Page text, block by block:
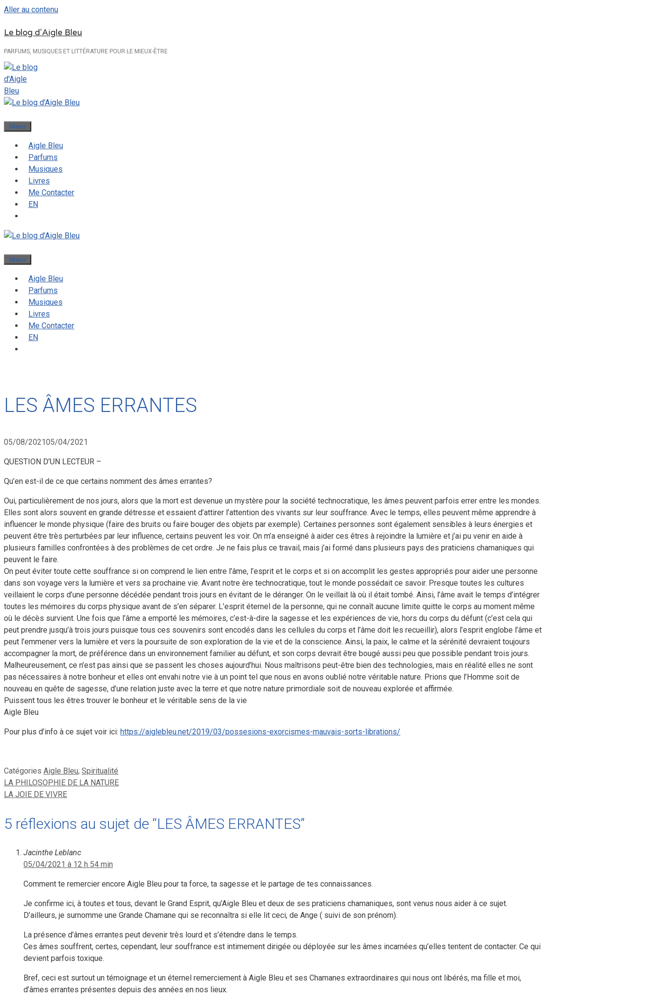
Aller au contenu
Le blog d'Aigle Bleu
PARFUMS, MUSIQUES ET LITTÉRATURE POUR LE MIEUX-ÊTRE
Menu
Aigle Bleu
Parfums
Musiques
Livres
Me Contacter
EN
Menu
Aigle Bleu
Parfums
Musiques
Livres
Me Contacter
EN
LES ÂMES ERRANTES
05/08/202105/04/2021
QUESTION D’UN LECTEUR –
Qu’en est-il de ce que certains nomment des âmes errantes?
Oui, particulièrement de nos jours, alors que la mort est devenue un mystère pour la société technocratique, les âmes peuvent parfois errer entre les mondes.
Elles sont alors souvent en grande détresse et essaient d’attirer l’attention des vivants sur leur souffrance. Avec le temps, elles peuvent même apprendre à
influencer le monde physique (faire des bruits ou faire bouger des objets par exemple). Certaines personnes sont également sensibles à leurs énergies et
peuvent être très perturbées par leur influence, certains peuvent les voir. On m’a enseigné à aider ces êtres à rejoindre la lumière et j’ai pu venir en aide à
plusieurs familles confrontées à des problèmes de cet ordre. Je ne fais plus ce travail, mais j’ai formé dans plusieurs pays des praticiens chamaniques qui
peuvent le faire.
On peut éviter toute cette souffrance si on comprend le lien entre l’âme, l’esprit et le corps et si on accomplit les gestes appropriés pour aider une personne
dans son voyage vers la lumière et vers sa prochaine vie. Avant notre ère technocratique, tout le monde possédait ce savoir. Presque toutes les cultures
veillaient le corps d’une personne décédée pendant trois jours en évitant de le déranger. On le veillait là où il était tombé. Ainsi, l’âme avait le temps d’intégrer
toutes les mémoires du corps physique avant de s’en séparer. L’esprit éternel de la personne, qui ne connaît aucune limite quitte le corps au moment même
où le décès survient. Une fois que l’âme a emporté les mémoires, c’est-à-dire la sagesse et les expériences de vie, hors du corps du défunt (c’est cela qui
peut prendre jusqu’à trois jours puisque tous ces souvenirs sont encodés dans les cellules du corps et l’âme doit les recueillir), alors l’esprit englobe l’âme et
peut l’emmener vers la lumière et vers la poursuite de son exploration de la vie et de la conscience. Ainsi, la paix, le calme et la sérénité devraient toujours
accompagner la mort, de préférence dans un environnement familier au défunt, et son corps devrait être bougé aussi peu que possible pendant trois jours.
Malheureusement, ce n’est pas ainsi que se passent les choses aujourd’hui. Nous maîtrisons peut-être bien des technologies, mais en réalité elles ne sont
pas nécessaires à notre bonheur et elles ont envahi notre vie à un point tel que nous en avons oublié notre véritable nature. Prions que l’Homme soit de
nouveau en quête de sagesse, d’une relation juste avec la terre et que notre nature primordiale soit de nouveau explorée et affirmée.
Puissent tous les êtres trouver le bonheur et le véritable sens de la vie
Aigle Bleu
Pour plus d’info à ce sujet voir ici: https://aiglebleu.net/2019/03/possesions-exorcismes-mauvais-sorts-librations/
Catégories Aigle Bleu, Spiritualité
LA PHILOSOPHIE DE LA NATURE
LA JOIE DE VIVRE
5 réflexions au sujet de “LES ÂMES ERRANTES”
Jacinthe Leblanc
05/04/2021 à 12 h 54 min
Comment te remercier encore Aigle Bleu pour ta force, ta sagesse et le partage de tes connaissances.
Je confirme ici, à toutes et tous, devant le Grand Esprit, qu’Aigle Bleu et deux de ses praticiens chamaniques, sont venus nous aider à ce sujet.
D’ailleurs, je surnomme une Grande Chamane qui se reconnaîtra si elle lit ceci, de Ange ( suivi de son prénom).
La présence d’âmes errantes peut devenir très lourd et s’étendre dans le temps.
Ces âmes souffrent, certes, cependant, leur souffrance est intimement dirigée ou déployée sur les âmes incarnées qu’elles tentent de contacter. Ce qui
devient parfois toxique.
Bref, ceci est surtout un témoignage et un éternel remerciement à Aigle Bleu et ses Chamanes extraordinaires qui nous ont libérés, ma fille et moi,
d’âmes errantes présentes depuis des années en nos lieux.